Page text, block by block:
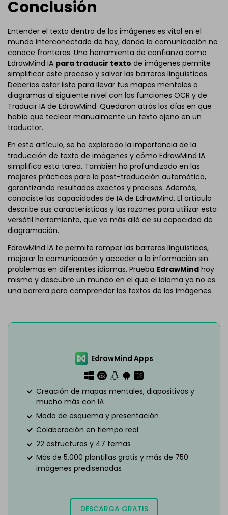
Conclusión
Entender el texto dentro de las imágenes es vital en el
mundo interconectado de hoy, donde la comunicación no
conoce fronteras. Una herramienta de confianza como
EdrawMind IA para traducir texto de imágenes permite
simplificar este proceso y salvar las barreras lingüísticas.
Deberías estar listo para llevar tus mapas mentales o
diagramas al siguiente nivel con las funciones OCR y de
Traducir IA de EdrawMind. Quedaron atrás los días en que
había que teclear manualmente un texto ajeno en un
traductor.
En este artículo, se ha explorado la importancia de la
traducción de texto de imágenes y cómo EdrawMind IA
simplifica esta tarea. También ha profundizado en las
mejores prácticas para la post-traducción automática,
garantizando resultados exactos y precisos. Además,
conociste las capacidades de IA de EdrawMind. El artículo
describe sus características y las razones para utilizar esta
versátil herramienta, que va más allá de su capacidad de
diagramación.
EdrawMind IA te permite romper las barreras lingüísticas,
mejorar la comunicación y acceder a la información sin
problemas en diferentes idiomas. Prueba EdrawMind hoy
mismo y descubre un mundo en el que el idioma ya no es
una barrera para comprender los textos de las imágenes.
EdrawMind Apps
Creación de mapas mentales, diapositivas y
mucho más con IA
Modo de esquema y presentación
Colaboración en tiempo real
22 estructuras y 47 temas
Más de 5.000 plantillas gratis y más de 750
imágenes prediseñadas
DESCARGA GRATIS